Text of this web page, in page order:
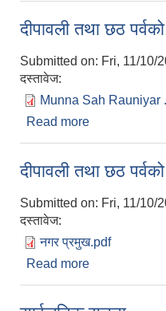
दीपावली तथा छठ
Submitted on: Fri, 11/10/
दस्तावेज:
Munna Sah Rauniyar
Read more
दीपावली तथा छठ
Submitted on: Fri, 11/10/
दस्तावेज:
नगर प्रमुख.pdf
Read more